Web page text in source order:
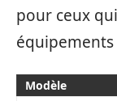
pour ceux
Modèle